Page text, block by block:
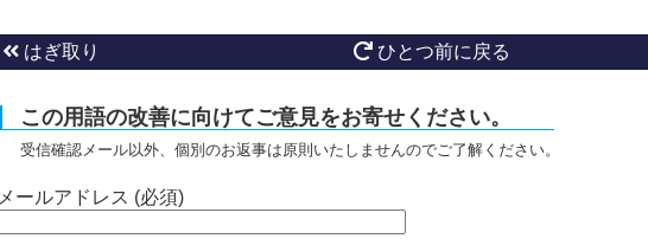
はぎ取り ひとつ前に戻る
この用語の改善に向けてご意見をお寄せください。
受信確認メール以外、個別のお返事は原則いたしませんのでご了解ください。
メールアドレス (必須)